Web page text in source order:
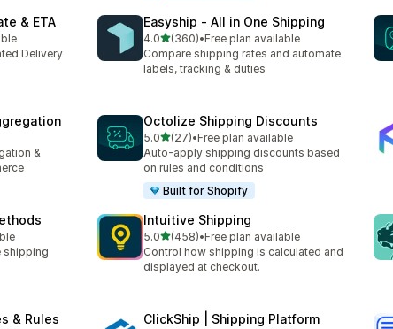
& ETA
Delivery
Easyship ‑ All in One Shipping
4.0별 5개 중
(360)
총 리뷰 360개
•Free plan available
Compare shipping rates and automate
labels, tracking & duties
&
Octolize Shipping Discounts
5.0별 5개 중
(27)
총 리뷰 27개
•Free plan available
Auto-apply shipping discounts based
on rules and conditions
Built for Shopify
shipping
Intuitive Shipping
5.0별 5개 중
(458)
총 리뷰 458개
•Free plan available
Control how shipping is calculated and
displayed at checkout.
& Rules ClickShip | Shipping Platform